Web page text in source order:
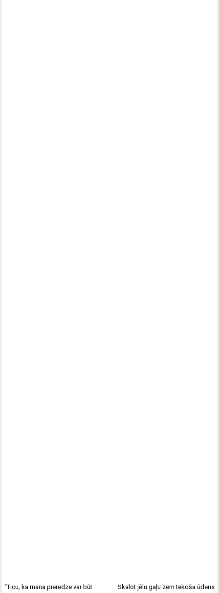
“Ticu, ka mana pieredze var būt
Skalot jēlu gaļu zem tekoša ūdens